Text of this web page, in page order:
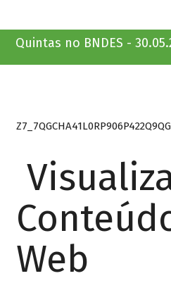
Quintas no BNDES -
Web